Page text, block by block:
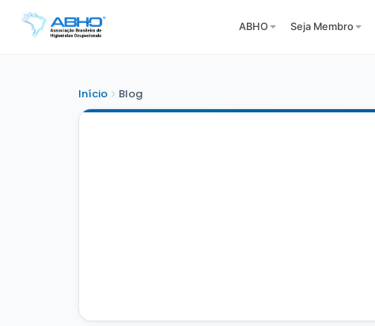
ABHO Seja Membro
Início Blog